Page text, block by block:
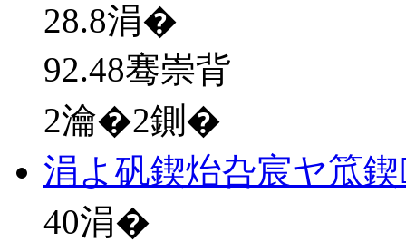
28.8涓�
92.48骞崇背
2瀹�2鍘�
涓よ矾鍥炲叴宸ヤ笟
40涓�